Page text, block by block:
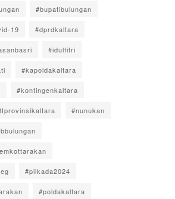
#bupatibulungan
19 #dprdkaltara
#idulfitri
#kapoldakaltara
#kontingenkaltara
#nunukan
#pilkada2024
#poldakaltara